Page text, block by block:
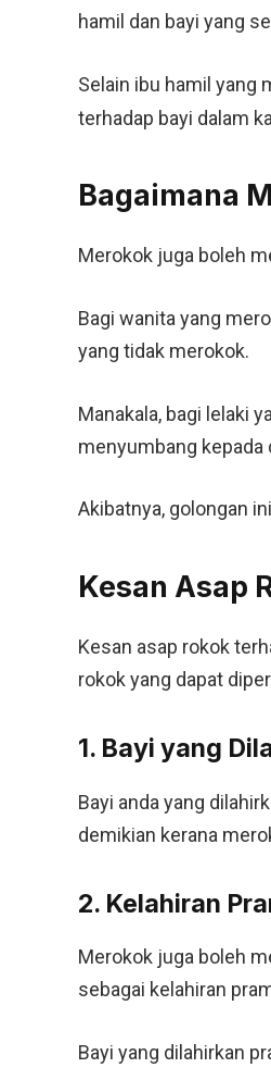
hamil dan bayi yang
Selain ibu hamil yang
terhadap bayi dalam
Bagaimana
Merokok juga boleh
Bagi wanita yang
yang tidak merokok.
Manakala, bagi lelaki
menyumbang
Akibatnya, golongan
Kesan Asap
Kesan asap rokok
rokok yang dapat
1. Bayi yang
Bayi anda yang
demikian kerana
2. Kelahiran
Merokok juga boleh
sebagai kelahiran
Bayi yang dilahirkan